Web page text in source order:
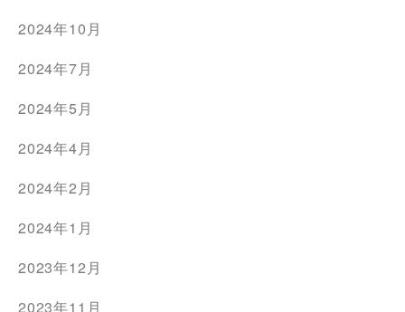
2024年10月
2024年7月
2024年5月
2024年4月
2024年2月
2024年1月
2023年12月
2023年11月